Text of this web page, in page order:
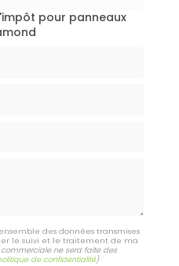
pour panneaux
des données transmises
le suivi et le traitement de ma
ne sera faite des
de confidentialité)